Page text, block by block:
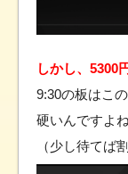
しかし、5300
9:30の板はこ
硬いんですよね
（少し待てば